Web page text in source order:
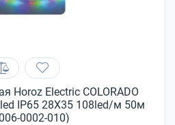
Horoz Electric COLORADO
IP65 28X35 108led/м 50м
0002-010)